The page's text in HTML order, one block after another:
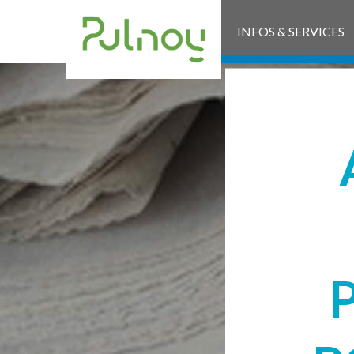
INFOS & SERVICES